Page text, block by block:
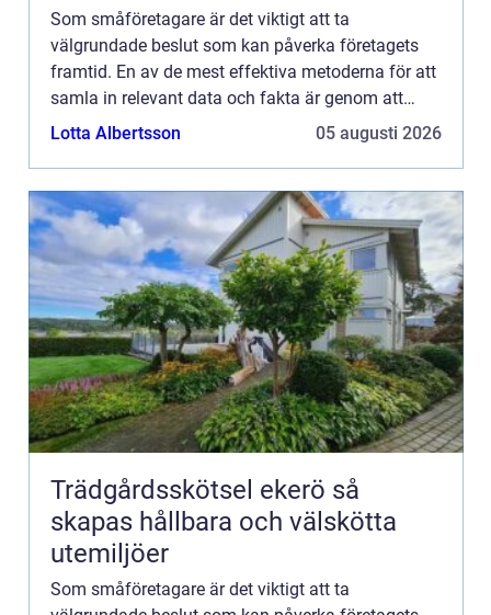
Som småföretagare är det viktigt att ta
välgrundade beslut som kan påverka företagets
framtid. En av de mest effektiva metoderna för att
samla in relevant data och fakta är genom att
genomföra marknadsun...
Lotta Albertsson 05 augusti 2026
Trädgårdsskötsel ekerö så
skapas hållbara och välskötta
utemiljöer
Som småföretagare är det viktigt att ta